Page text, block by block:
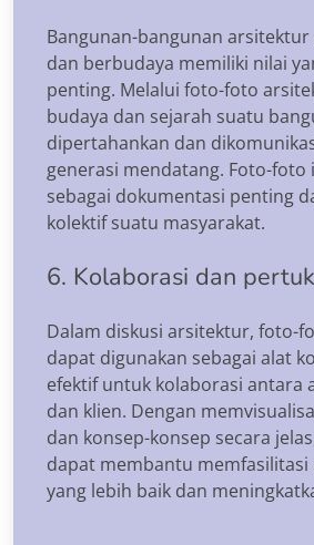
Bangunan-bangunan
dan berbudaya memiliki nilai
penting. Melalui foto-foto
budaya dan sejarah suatu
dipertahankan dan
generasi mendatang. Foto-foto
sebagai dokumentasi penting
kolektif suatu masyarakat.
6. Kolaborasi dan
Dalam diskusi arsitektur, foto-
dapat digunakan sebagai alat
efektif untuk kolaborasi antara
dan klien. Dengan
dan konsep-konsep secara
dapat membantu memfasilitasi
yang lebih baik dan